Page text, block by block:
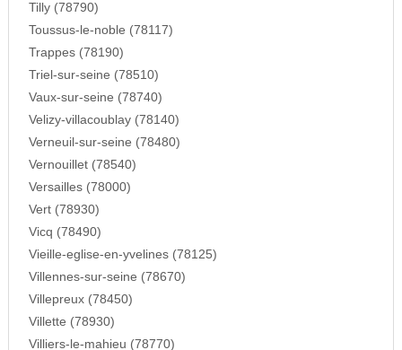
Tilly (78790)
Toussus-le-noble (78117)
Trappes (78190)
Triel-sur-seine (78510)
Vaux-sur-seine (78740)
Velizy-villacoublay (78140)
Verneuil-sur-seine (78480)
Vernouillet (78540)
Versailles (78000)
Vert (78930)
Vicq (78490)
Vieille-eglise-en-yvelines (78125)
Villennes-sur-seine (78670)
Villepreux (78450)
Villette (78930)
Villiers-le-mahieu (78770)